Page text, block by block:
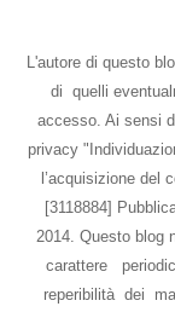
L'autore di questo
di quelli
accesso. Ai sensi
privacy
l’acquisizione del
[3118884]
2014. Questo blog
carattere
reperibilità dei